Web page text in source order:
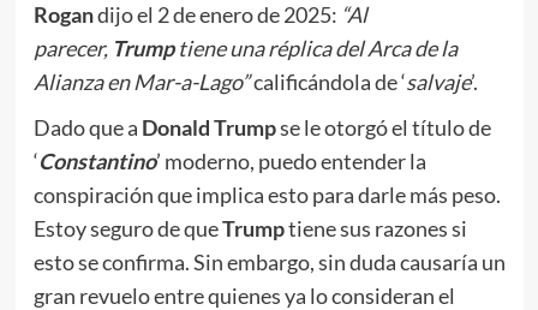
Rogandijo el 2 de enero de 2025: “Al
parecer, Trumptiene unaréplicadel Arca de la
Alianza en Mar-a-Lago”calificándola de ‘salvaje’.
Dado que a Donald Trumpse le otorgó el título de
‘Constantino’ moderno, puedo entender la
conspiración que implica esto para darle más peso.
Estoy seguro de queTrumptiene sus razones si
esto se confirma. Sin embargo, sin duda causaría un
gran revuelo entre quienes ya lo consideran el